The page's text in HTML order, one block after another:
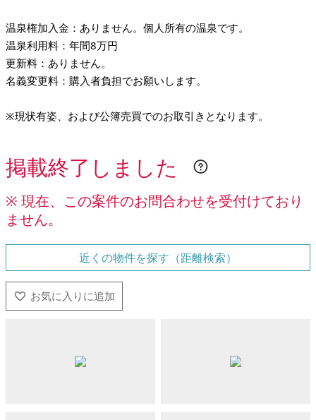
温泉権加入金：ありません。個人所有の温泉です。
温泉利用料：年間8万円
更新料：ありません。
名義変更料：購入者負担でお願いします。
※現状有姿、および公簿売買でのお取引きとなります。
掲載終了しました
※ 現在、この案件のお問合わせを受付けており
ません。
近くの物件を探す（距離検索）